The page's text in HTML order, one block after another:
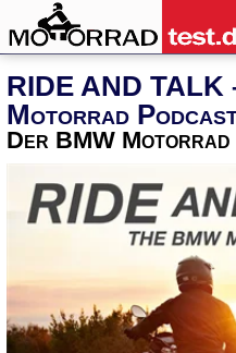
RIDE AND TALK
Motorrad
Der BMW Motorrad